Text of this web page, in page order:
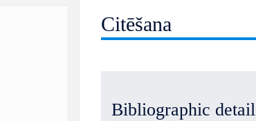
Citēšana
Bibliographic